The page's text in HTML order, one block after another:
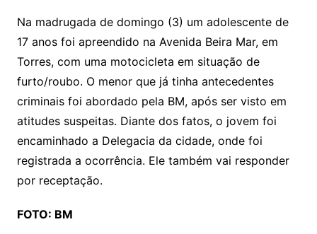
Na madrugada de domingo (3) um adolescente de
17 anos foi apreendido na Avenida Beira Mar, em
Torres, com uma motocicleta em situação de
furto/roubo. O menor que já tinha antecedentes
criminais foi abordado pela BM, após ser visto em
atitudes suspeitas. Diante dos fatos, o jovem foi
encaminhado a Delegacia da cidade, onde foi
registrada a ocorrência. Ele também vai responder
por receptação.
FOTO: BM